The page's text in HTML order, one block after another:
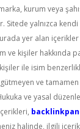
kurum veya
Sitede yalnızca kendi
yer alan
ve kişiler hakkında
ile isim
gütmeyen ve
ve yasal
halinde, ilgili